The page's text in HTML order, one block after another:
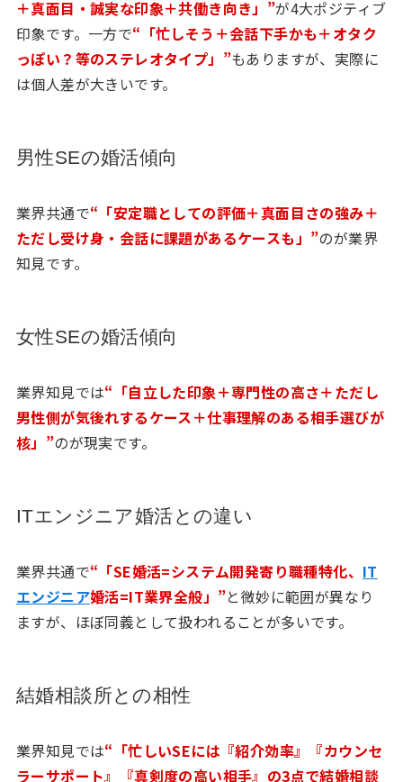
＋真面目・誠実な印象＋共働き向き」”が4大ポジティブ
印象です。一方で“「忙しそう＋会話下手かも＋オタク
っぽい？等のステレオタイプ」”もありますが、実際に
は個人差が大きいです。
男性SEの婚活傾向
業界共通で“「安定職としての評価＋真面目さの強み＋
ただし受け身・会話に課題があるケースも」”のが業界
知見です。
女性SEの婚活傾向
業界知見では“「自立した印象＋専門性の高さ＋ただし
男性側が気後れするケース＋仕事理解のある相手選びが
核」”のが現実です。
ITエンジニア婚活との違い
業界共通で“「SE婚活=システム開発寄り職種特化、 IT
エンジニア婚活=IT業界全般」”と微妙に範囲が異なり
ますが、ほぼ同義として扱われることが多いです。
結婚相談所との相性
業界知見では“「忙しいSEには『紹介効率』『カウンセ
ラーサポート』『真剣度の高い相手』の3点で結婚相談